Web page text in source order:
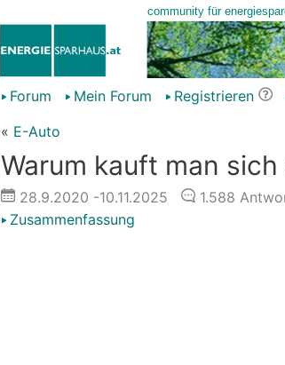
Forum Mein Forum Registrieren
« E-Auto
Warum kauft man
28.9.2020 -10.11.2025 1.588
Zusammenfassung